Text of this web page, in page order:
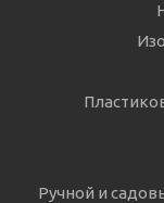
Ручной и